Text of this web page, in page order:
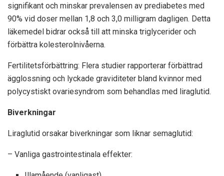
signifikant och minskar prevalensen av prediabetes med
90% vid doser mellan 1,8 och 3,0 milligram dagligen. Detta
läkemedel bidrar också till att minska triglycerider och
förbättra kolesterolnivåerna.
Fertilitetsförbättring: Flera studier rapporterar förbättrad
ägglossning och lyckade graviditeter bland kvinnor med
polycystiskt ovariesyndrom som behandlas med liraglutid.
Biverkningar
Liraglutid orsakar biverkningar som liknar semaglutid:
– Vanliga gastrointestinala effekter: